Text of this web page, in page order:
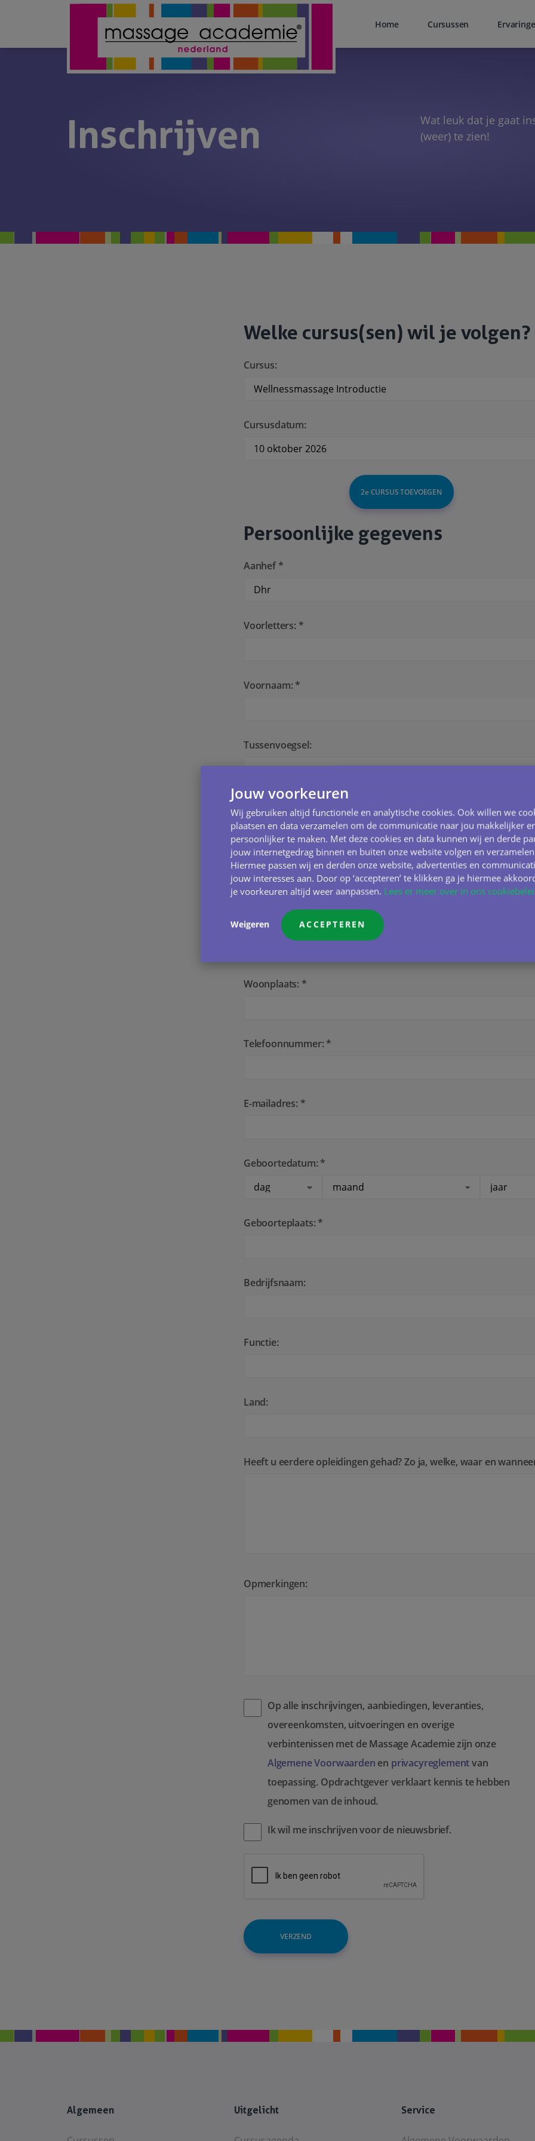
Jouw voorkeuren
Wij gebruiken altijd functionele en analytische cookies. Ook willen we
plaatsen en data verzamelen om de communicatie naar jou makkelijker
persoonlijker te maken. Met deze cookies en data kunnen wij en derde
jouw internetgedrag binnen en buiten onze website volgen en
Hiermee passen wij en derden onze website, advertenties en
jouw interesses aan. Door op ‘accepteren’ te klikken ga je hiermee
je voorkeuren altijd weer aanpassen. Lees er meer over in ons
Weigeren ACCEPTEREN
Home Cursussen
Inschrijven
Wat leuk dat je gaat
(weer) te zien!
Welke cursus(sen) wil je volgen?
Cursus:
Cursusdatum:
2e CURSUS TOEVOEGEN
Persoonlijke gegevens
Aanhef *
Voorletters: *
Voornaam: *
Tussenvoegsel:
Postcode: * Huisnummer: *
Straatnaam: *
Woonplaats: *
Telefoonnummer: *
E-mailadres: *
Geboortedatum: *
Geboorteplaats: *
Bedrijfsnaam:
Functie:
Land:
Heeft u eerdere opleidingen gehad? Zo ja, welke, waar en
Opmerkingen:
Op alle inschrijvingen, aanbiedingen, leveranties,
overeenkomsten, uitvoeringen en overige
verbintenissen met de Massage Academie zijn onze
Algemene Voorwaarden en privacyreglementvan
toepassing. Opdrachtgever verklaart kennis te hebben
genomen van de inhoud.
Ik wil me inschrijven voor de nieuwsbrief.
VERZEND
Algemeen Uitgelicht Service